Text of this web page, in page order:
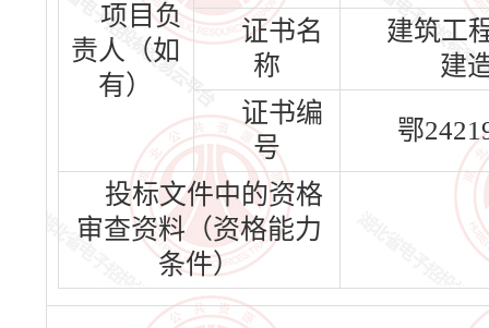
项目负
责人（如
有）
证书名
称
建筑工
建
证书编
号
鄂
投标文件中的资格
审查资料（资格能力
条件）